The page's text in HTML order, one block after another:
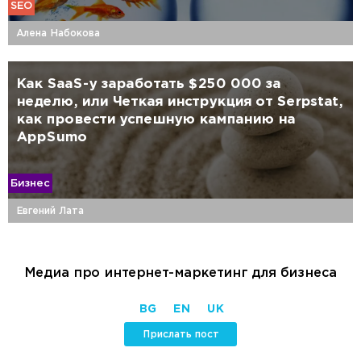
SEO
Алена Набокова
Как SaaS-у заработать $250 000 за
неделю, или Четкая инструкция от Serpstat,
как провести успешную кампанию на
AppSumo
Бизнес
Евгений Лата
Медиа про интернет-маркетинг для бизнеса
BG EN UK
Прислать пост